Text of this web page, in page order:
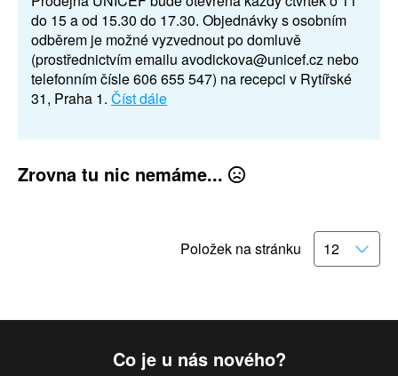
do 15 a od 15.30 do 17.30. Objednávky s osobním
odběrem je možné vyzvednout po domluvě
(prostřednictvím emailu avodickova@unicef.cz nebo
telefonním čísle 606 655 547) na recepci v Rytířské
31, Praha 1. Číst dále
Zrovna tu nic nemáme...
Položek na stránku
Co je u nás nového?